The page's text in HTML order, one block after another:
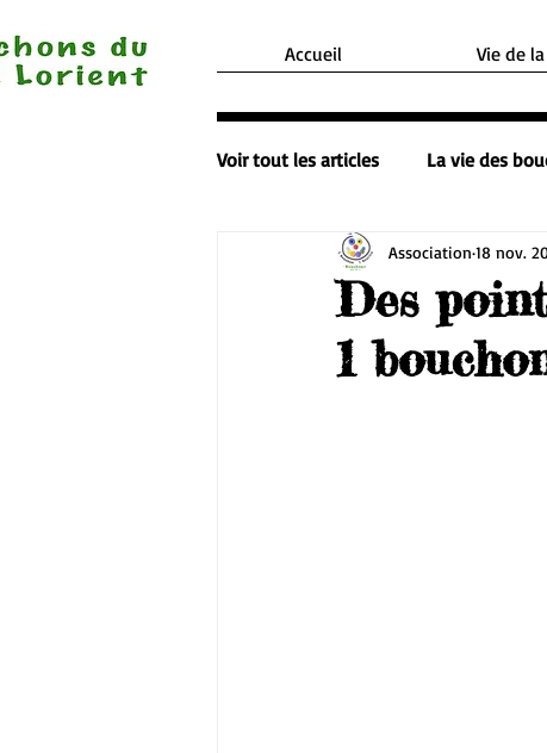
Accueil Vie de
Voir tout les articles La vie des
Des
1
Association 18 nov.